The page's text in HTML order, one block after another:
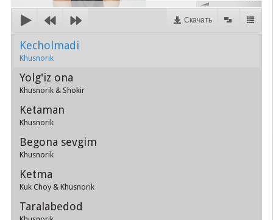
Скачать
Kecholmadi
Khusnorik
Yolg'iz ona
Khusnorik & Shokir
Ketaman
Khusnorik
Begona sevgim
Khusnorik
Ketma
Kuk Choy & Khusnorik
Taralabedod